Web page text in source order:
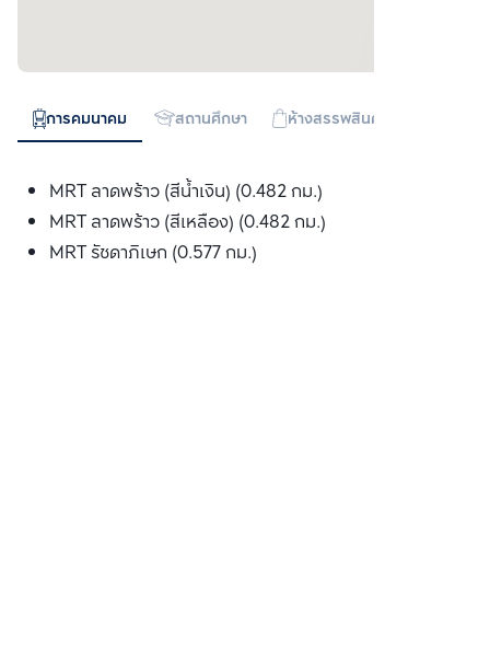
การคมนาคม สถานศึกษา ห้างสรรพสินค้า
MRT ลาดพร้าว (สีน้ำเงิน) (0.482 กม.)
MRT ลาดพร้าว (สีเหลือง) (0.482 กม.)
MRT รัชดาภิเษก (0.577 กม.)